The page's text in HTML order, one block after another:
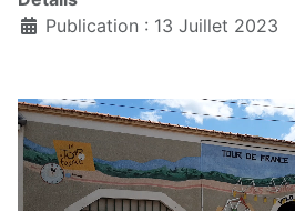
Publication : 13 Juillet 2023